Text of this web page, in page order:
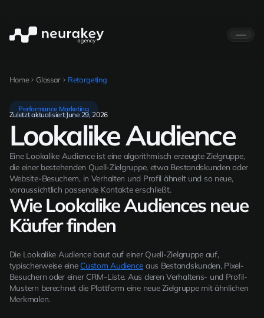
Home Glossar Retargeting
Performance Marketing
Zuletzt aktualisiert:June 29, 2026
Lookalike Audience
Eine Lookalike Audience ist eine algorithmisch erzeugte Zielgruppe,
die einer bestehenden Quell-Zielgruppe, etwa Bestandskunden oder
Website-Besuchern, in Verhalten und Profil ähnelt und so neue,
voraussichtlich passende Kontakte erschließt.
Wie Lookalike Audiences neue
Käufer finden
Die Lookalike Audience baut auf einer Quell-Zielgruppe auf,
typischerweise eine Custom Audience aus Bestandskunden, Pixel-
Besuchern oder einer CRM-Liste. Aus deren Verhaltens- und Profil-
Mustern berechnet die Plattform eine neue Zielgruppe mit ähnlichen
Merkmalen.